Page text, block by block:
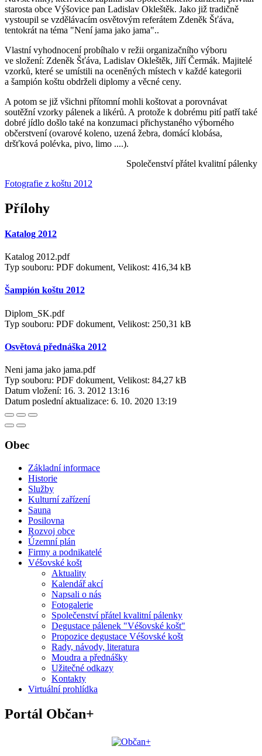
starosta obce Výšovice pan Ladislav Okleštěk. Jako již tradičně
vystoupil se vzdělávacím osvětovým referátem Zdeněk Šťáva,
tentokrát na téma "Není jama jako jama"..
Vlastní vyhodnocení probíhalo v režii organizačního výboru
ve složení: Zdeněk Šťáva, Ladislav Okleštěk, Jiří Čermák. Majitelé
vzorků, které se umístili na oceněných místech v každé kategorii
a šampión koštu obdrželi diplomy a věcné ceny.
A potom se již všichni přítomní mohli koštovat a porovnávat
soutěžní vzorky pálenek a likérů. A protože k dobrému pití patří také
dobré jídlo došlo také na konzumaci přichystaného výborného
občerstvení (ovarové koleno, uzená žebra, domácí klobása,
dršťková polévka, pivo, limo ....).
Společenství přátel kvalitní pálenky
Fotografie z koštu 2012
Přílohy
Katalog 2012
Katalog 2012.pdf
Typ souboru: PDF dokument, Velikost: 416,34 kB
Šampión koštu 2012
Diplom_SK.pdf
Typ souboru: PDF dokument, Velikost: 250,31 kB
Osvětová přednáška 2012
Neni jama jako jama.pdf
Typ souboru: PDF dokument, Velikost: 84,27 kB
Datum vložení: 16. 3. 2012 13:16
Datum poslední aktualizace: 6. 10. 2020 13:19
Obec
Základní informace
Historie
Služby
Kulturní zařízení
Sauna
Posilovna
Rozvoj obce
Územní plán
Firmy a podnikatelé
Véšovské košt
Aktuality
Kalendář akcí
Napsali o nás
Fotogalerie
Společenství přátel kvalitní pálenky
Degustace pálenek "Véšovské košt"
Propozice degustace Véšovské košt
Rady, návody, literatura
Moudra a přednášky
Užitečné odkazy
Kontakty
Virtuální prohlídka
Portál Občan+